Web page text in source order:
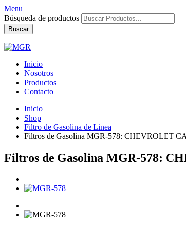
Menu
Búsqueda de productos
Buscar
Inicio
Nosotros
Productos
Contacto
Inicio
Shop
Filtro de Gasolina de Linea
Filtros de Gasolina MGR-578: CHEVROLET
Filtros de Gasolina MGR-578: